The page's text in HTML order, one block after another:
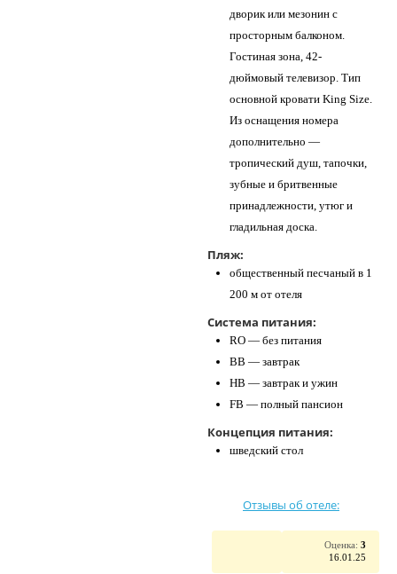
дворик или мезонин с
просторным балконом.
Гостиная зона, 42-
дюймовый телевизор. Тип
основной кровати King Size.
Из оснащения номера
дополнительно —
тропический душ, тапочки,
зубные и бритвенные
принадлежности, утюг и
гладильная доска.
Пляж:
общественный песчаный в 1
200 м от отеля
Система питания:
RO — без питания
BB — завтрак
HB — завтрак и ужин
FB — полный пансион
Концепция питания:
шведский стол
Отзывы об отеле:
Оценка: 3
16.01.25